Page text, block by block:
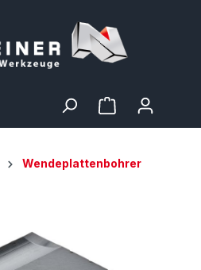
Wendeplattenbohrer